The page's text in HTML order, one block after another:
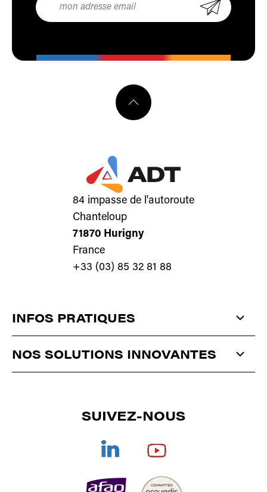
84 impasse de l'autoroute
Chanteloup
71870 Hurigny
France
+33 (03) 85 32 81 88
INFOS PRATIQUES
QUI SOMMES-NOUS ?
ACTUALITÉS
NOS SOLUTIONS INNOVANTES
PLASMA/PULVÉRISATION SÉCHAGE
TRAITEMENT DE L'AIR
OFFRE GLOBALE
SUIVEZ-NOUS